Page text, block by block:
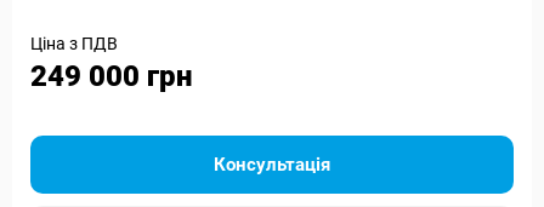
Ціна з ПДВ
249 000 грн
Консультація